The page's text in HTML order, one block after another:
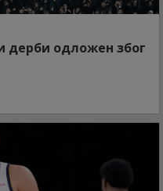
дерби одложен због